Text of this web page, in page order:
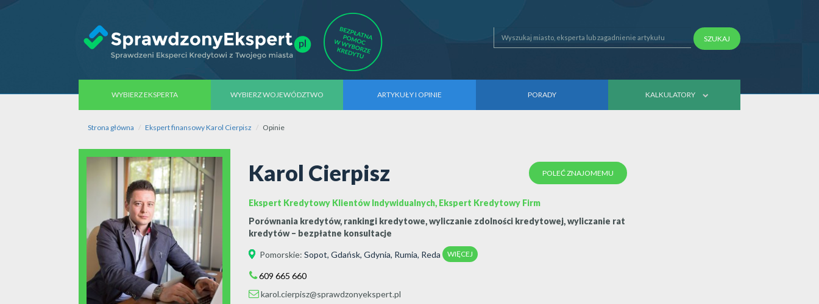
SZUKAJ
WYBIERZ EKSPERTA WYBIERZ WOJEWÓDZTWO ARTYKUŁY I OPINIE PORADY KALKULATORY
Strona główna Ekspert finansowy Karol Cierpisz Opinie
Karol Cierpisz POLEĆ ZNAJOMEMU
Ekspert Kredytowy Klientów Indywidualnych, Ekspert Kredytowy Firm
Porównania kredytów, rankingi kredytowe, wyliczanie zdolności kredytowej, wyliczanie rat
kredytów – bezpłatne konsultacje
Pomorskie: Sopot, Gdańsk, Gdynia, Rumia, Reda WIĘCEJ
609 665 660
karol.cierpisz@sprawdzonyekspert.pl